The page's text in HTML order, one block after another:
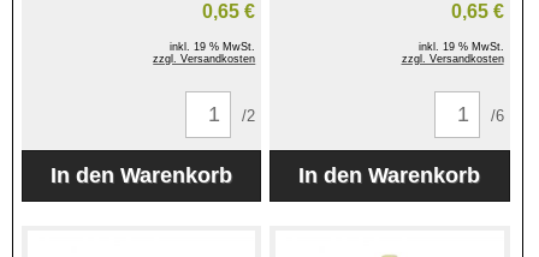
0,65 €
inkl. 19 % MwSt.
zzgl. Versandkosten
/2
0,65 €
inkl. 19 % MwSt.
zzgl. Versandkosten
/6